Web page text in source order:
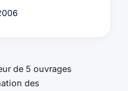
de 5 ouvrages
des